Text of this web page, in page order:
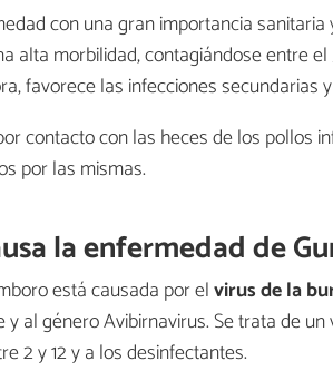
con una gran importancia
alta morbilidad, contagiándose entre
favorece las infecciones secundarias
contacto con las heces de los pollos
por las mismas.
la enfermedad de
está causada por elvirus de la
y al género Avibirnavirus. Se trata de
2 y 12 y a los desinfectantes.